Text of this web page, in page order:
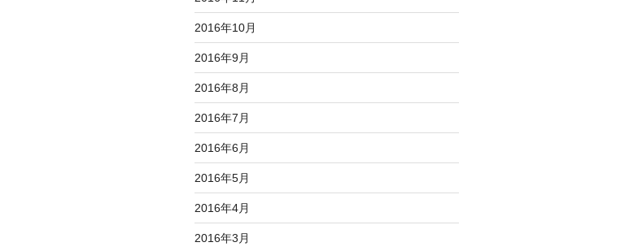
2016年10月
2016年9月
2016年8月
2016年7月
2016年6月
2016年5月
2016年4月
2016年3月